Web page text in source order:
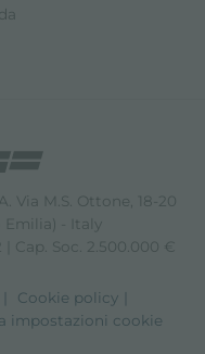
Via M.S. Ottone, 18-20
Emilia) - Italy
| Cap. Soc. 2.500.000 €
Cookie policy
impostazioni cookie